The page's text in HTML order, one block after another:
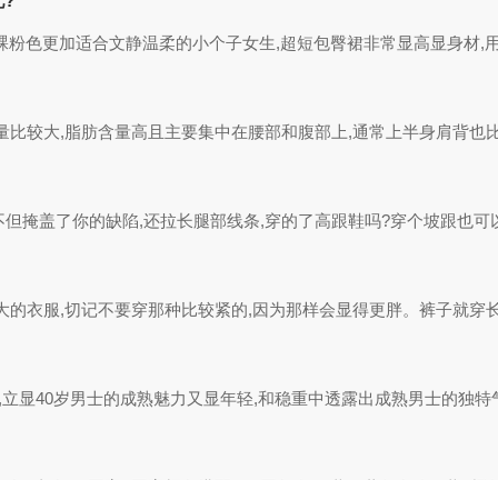
色更加适合文静温柔的小个子女生,超短包臀裙非常显高显身材,
较大,脂肪含量高且主要集中在腰部和腹部上,通常上半身肩背也
掩盖了你的缺陷,还拉长腿部线条,穿的了高跟鞋吗?穿个坡跟也
衣服,切记不要穿那种比较紧的,因为那样会显得更胖。裤子就穿
显40岁男士的成熟魅力又显年轻,和稳重中透露出成熟男士的独